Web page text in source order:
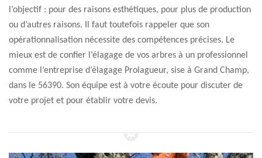
l’objectif : pour des raisons esthétiques, pour plus de production
ou d’autres raisons. Il faut toutefois rappeler que son
opérationnalisation nécessite des compétences précises. Le
mieux est de confier l’élagage de vos arbres à un professionnel
comme l’entreprise d’élagage Prolagueur, sise à Grand Champ,
dans le 56390. Son équipe est à votre écoute pour discuter de
votre projet et pour établir votre devis.